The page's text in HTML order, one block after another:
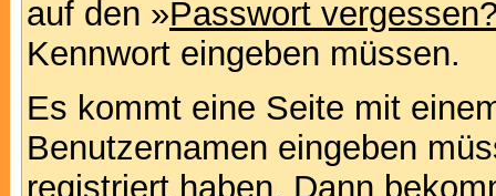
auf den »Passwort
Kennwort eingeben müssen.
Es kommt eine Seite mit
Benutzernamen eingeben
registriert haben. Dann